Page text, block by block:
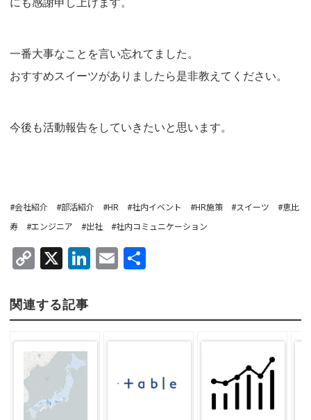
一番大事なことを言い忘れてました。
おすすめスイーツがありましたら是非教えてください。
今後も活動報告をしていきたいと思います。
#会社紹介 #部活紹介 #HR #社内イベント #HR施策 #スイーツ #恵比
寿 #エンジニア #出社 #社内コミュニケーション
C
py
Li
n
k
X
Li
dI
n
E
関連する記事